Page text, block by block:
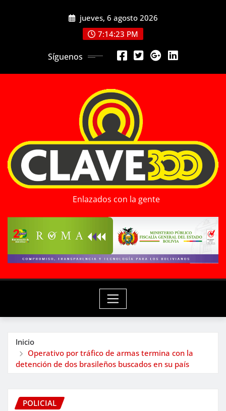
jueves, 6 agosto 2026
7:14:25 PM
Síguenos
Enlazados con la gente
Inicio
Operativo por tráfico de armas termina con la
detención de dos brasileños buscados en su país
POLICIAL